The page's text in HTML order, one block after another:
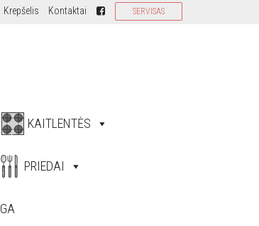
SERVISAS
Kontaktai
Krepšelis
KAITLENTĖS
PRIEDAI